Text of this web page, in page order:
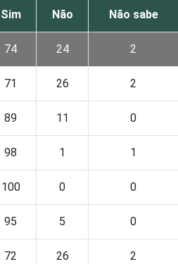
Sim Não Não sabe
74 24 2
71 26 2
89 11 0
98 1 1
100 0 0
95 5 0
72 26 2